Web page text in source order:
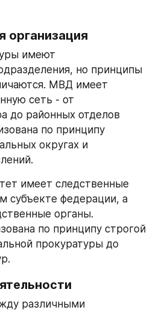
организация
имеют
но принципы
МВД имеет
сеть - от
до районных отделов
по принципу
округах и
имеет следственные
субъекте федерации, а
органы.
по принципу строгой
прокуратуры до
различными